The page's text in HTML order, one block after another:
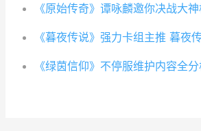
《暮夜传说》强力卡组主推 暮夜